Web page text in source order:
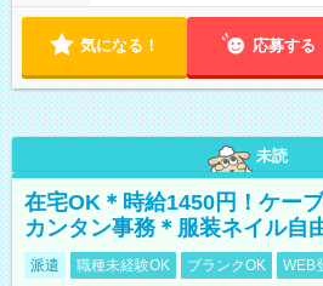
気になる！ 応募する
未読
在宅OK＊時給1450円！ケー
カンタン事務＊服装ネイル自
派遣 職種未経験OK ブランクOK WEB